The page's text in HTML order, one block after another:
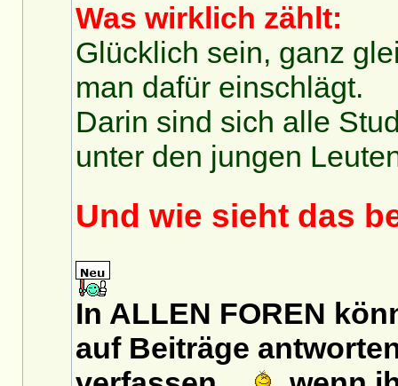
Was wirklich zählt:
Glücklich sein, ganz
man dafür einschlägt.
Darin sind sich alle
unter den jungen
Und wie sieht das
In ALLEN FOREN
auf Beiträge